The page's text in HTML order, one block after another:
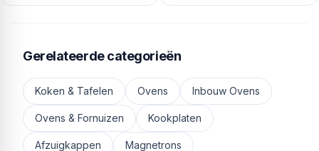
Gerelateerde categorieën
Koken & Tafelen Ovens Inbouw Ovens
Ovens & Fornuizen Kookplaten
Afzuigkappen Magnetrons